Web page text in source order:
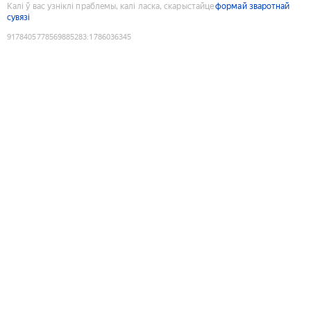
Калі ў вас узніклі праблемы, калі ласка, скарыстайцеформай зваротнай
сувязі
9178405778569885283:1786036345